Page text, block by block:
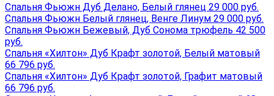
Спальня Фьюжн Дуб Делано, Белый глянец 29 000 руб.
Спальня Фьюжн Белый глянец, Венге Линум 29 000 руб.
Спальня Фьюжн Бежевый, Дуб Сонома трюфель 42 500
руб.
Спальня «Хилтон» Дуб Крафт золотой, Белый матовый
66 796 руб.
Спальня «Хилтон» Дуб Крафт золотой, Графит матовый
66 796 руб.